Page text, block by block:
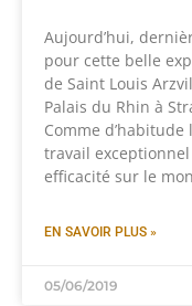
Aujourd’hui,
pour cette belle
de Saint Louis
Palais du Rhin à
Comme
travail
efficacité sur le
EN SAVOIR PLUS »
05/06/2019